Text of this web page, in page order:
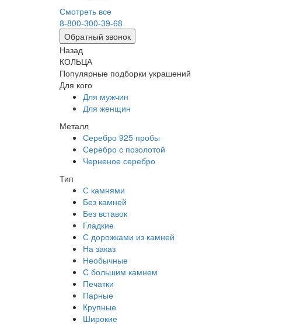
Смотреть все
8-800-300-39-68
Обратный звонок
Назад
КОЛЬЦА
Популярные подборки украшений
Для кого
Для мужчин
Для женщин
Металл
Серебро 925 пробы
Серебро с позолотой
Черненое серебро
Тип
С камнями
Без камней
Без вставок
Гладкие
С дорожками из камней
На заказ
Необычные
С большим камнем
Печатки
Парные
Крупные
Широкие